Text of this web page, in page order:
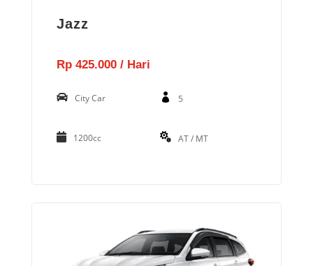
Jazz
Rp 425.000 / Hari
City Car 5
1200cc AT / MT